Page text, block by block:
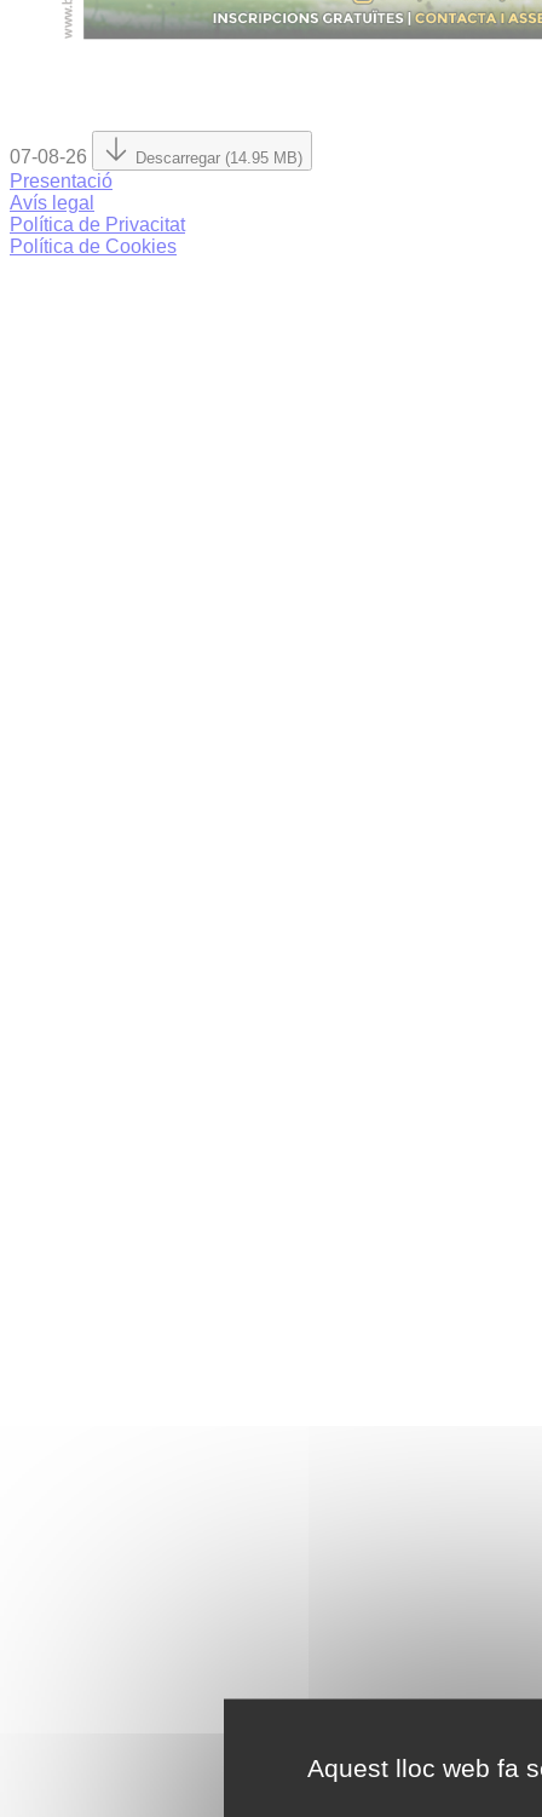
Aquest lloc web fa
07-08-26 Descarregar (14.95 MB)
Presentació
Avís legal
Política de Privacitat
Política de Cookies